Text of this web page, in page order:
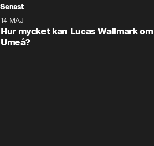
Senast
Plus
14 MAJ
Hur mycket kan Lucas Wallmark om
Umeå?